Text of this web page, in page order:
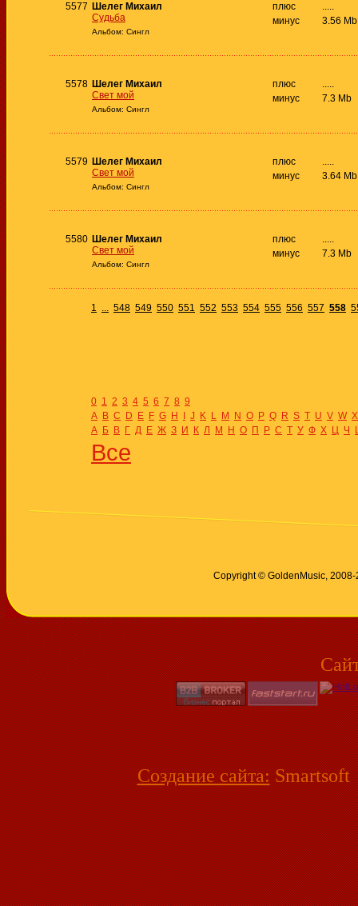
5577 Шелег Михаил
Судьба
Альбом: Сингл
плюс
минус
.....
3.56 Mb
5578 Шелег Михаил
Свет мой
Альбом: Сингл
плюс
минус
.....
7.3 Mb
5579 Шелег Михаил
Свет мой
Альбом: Сингл
плюс
минус
.....
3.64 Mb
5580 Шелег Михаил
Свет мой
Альбом: Сингл
плюс
минус
.....
7.3 Mb
1 ... 548 549 550 551 552 553 554 555 556 557 558
0 1 2 3 4 5 6 7 8 9
A B C D E F G H J K L M N O P Q R S T U V W X
А Б В Г Д Е Ж З И К Л М Н О П Р С Т У Ф Х Ц Ч
Все
Copyright © GoldenMusic, 2008-
Создание сайта: